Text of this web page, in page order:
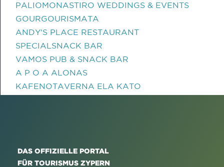
PALIOMONASTIRO WEDDINGS & EVENTS
GOURGOURISMATA
ANDY'S PLACE RESTAURANT
SPECIALSNACK BAR
VAMOS PUB & SNACK BAR
A P O A ALONAS
KAFENOTAVERNA ELA KATO
DAS OFFIZIELLE PORTAL
FÜR TOURISMUS ZYPERN